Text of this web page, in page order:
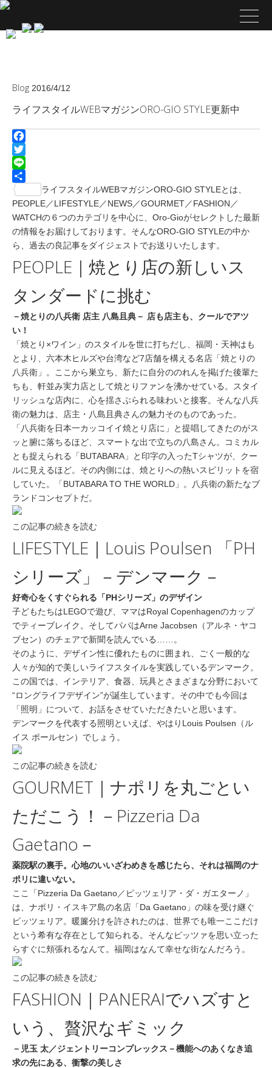
Blog 2016/4/12
ライフスタイルWEBマガジンORO-GIO STYLE更新中
Facebook
Twitter
Line
共
有
ライフスタイルWEBマガジンORO-GIO STYLEとは、
PEOPLE／LIFESTYLE／NEWS／GOURMET／FASHION／
WATCHの６つのカテゴリを中心に、Oro-Gioがセレクトした最新
の情報をお届けしております。そんなORO-GIO STYLEの中か
ら、過去の良記事をダイジェストでお送りいたします。
PEOPLE｜焼とり店の新しいス
タンダードに挑む
－焼とりの八兵衛 店主 八島且典－ 店も店主も、クールでアツ
い！
「焼とり×ワイン」のスタイルを世に打ちだし、福岡・天神はも
とより、六本木ヒルズや台湾など7店舗を構える名店「焼とりの
八兵衛」。ここから巣立ち、新たに自分ののれんを掲げた後輩た
ちも、軒並み実力店として焼とりファンを沸かせている。スタイ
リッシュな店内に、心を揺さぶられる味わいと接客。そんな八兵
衛の魅力は、店主・八島且典さんの魅力そのものであった。
「八兵衛を日本一カッコイイ焼とり店に」と提唱してきたのがス
ッと腑に落ちるほど、スマートな出で立ちの八島さん。コミカル
とも捉えられる「BUTABARA」と印字の入ったTシャツが、クー
ルに見えるほど。その内側には、焼とりへの熱いスピリットを宿
していた。「BUTABARA TO THE WORLD」。八兵衛の新たなブ
ランドコンセプトだ。
この記事の続きを読む
LIFESTYLE｜Louis Poulsen 「PH
シリーズ」－デンマーク－
好奇心をくすぐられる「PHシリーズ」のデザイン
子どもたちはLEGOで遊び、ママはRoyal Copenhagenのカップ
でティーブレイク。そしてパパはArne Jacobsen（アルネ・ヤコ
ブセン）のチェアで新聞を読んでいる……。
そのように、デザイン性に優れたものに囲まれ、ごく一般的な
人々が知的で美しいライフスタイルを実践しているデンマーク。
この国では、インテリア、食器、玩具とさまざまな分野において
“ロングライフデザイン”が誕生しています。その中でも今回は
「照明」について、お話をさせていただきたいと思います。
デンマークを代表する照明といえば、やはりLouis Poulsen（ル
イス ポールセン）でしょう。
この記事の続きを読む
GOURMET｜ナポリを丸ごとい
ただこう！－Pizzeria Da
Gaetano－
薬院駅の裏手。心地のいいざわめきを感じたら、それは福岡のナ
ポリに違いない。
ここ「Pizzeria Da Gaetano／ピッツェリア・ダ・ガエターノ」
は、ナポリ・イスキア島の名店「Da Gaetano」の味を受け継ぐ
ピッツェリア。暖簾分けを許されたのは、世界でも唯一ここだけ
という希有な存在として知られる。そんなピッツァを思い立った
らすぐに頬張れるなんて。福岡はなんて幸せな街なんだろう。
この記事の続きを読む
FASHION｜PANERAIでハズすと
いう、贅沢なギミック
－児玉 太／ジェントリーコンプレックス－機能へのあくなき追
求の先にある、衝撃の美しさ